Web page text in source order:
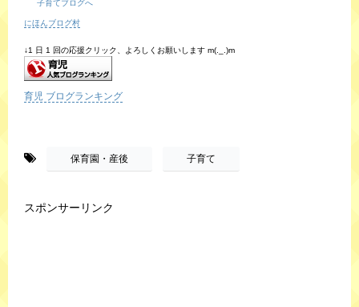
にほんブログ村
↓1 日 1 回の応援クリック、よろしくお願いします m(._.)m
育児 ブログランキング
保育園・産後 子育て
スポンサーリンク